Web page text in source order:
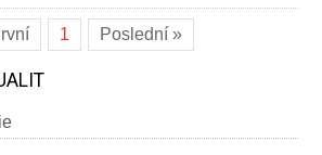
1 Poslední »